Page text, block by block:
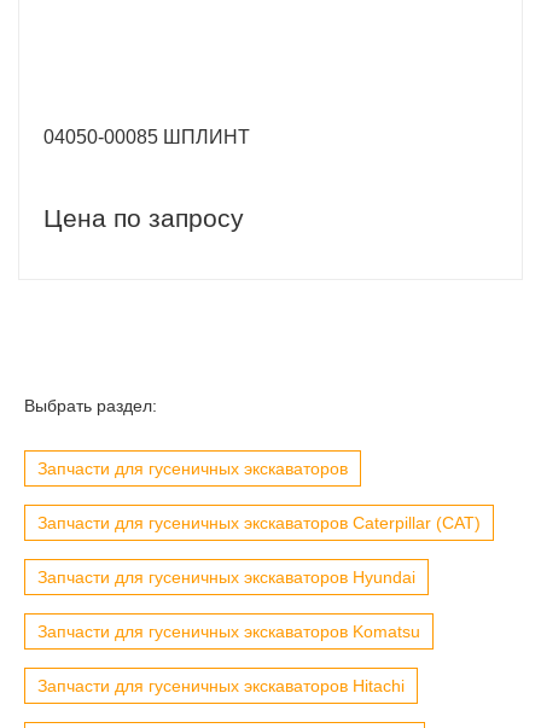
04050-00085 ШПЛИНТ
Цена по запросу
Выбрать раздел:
Запчасти для гусеничных экскаваторов
Запчасти для гусеничных экскаваторов Caterpillar (CAT)
Запчасти для гусеничных экскаваторов Hyundai
Запчасти для гусеничных экскаваторов Komatsu
Запчасти для гусеничных экскаваторов Hitachi